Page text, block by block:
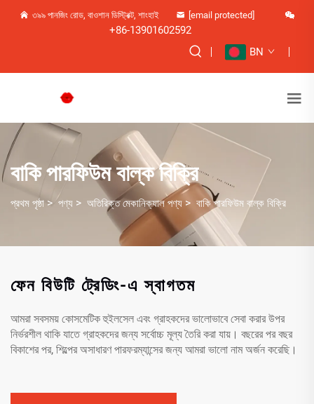
৩৯৯ পানজিং রোড, বাওশান ডিস্ট্রিক্ট, শাংহাই [email protected]
+86-13901602592
BN
বাকি পারফিউম বাল্ক বিক্রি
প্রথম পৃষ্ঠা >পণ্য > অতিরিক্ত মেকানিক্যাল পণ্য> বাকি পারফিউম বাল্ক বিক্রি
ফেন বিউটি ট্রেডিং-এ স্বাগতম
আমরা সবসময় কোসমেটিক হুইলসেল এবং গ্রাহকদের ভালোভাবে সেবা করার উপর
নির্ভরশীল থাকি যাতে গ্রাহকদের জন্য সর্বোচ্চ মূল্য তৈরি করা যায়। বছরের পর বছর
বিকাশের পর, শিল্পের অসাধারণ পারফরম্যান্সের জন্য আমরা ভালো নাম অর্জন করেছি।